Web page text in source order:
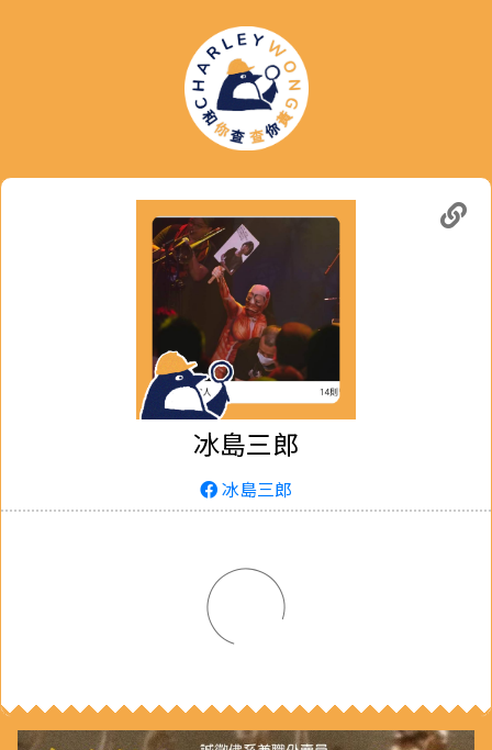
冰島三郎
冰島三郎